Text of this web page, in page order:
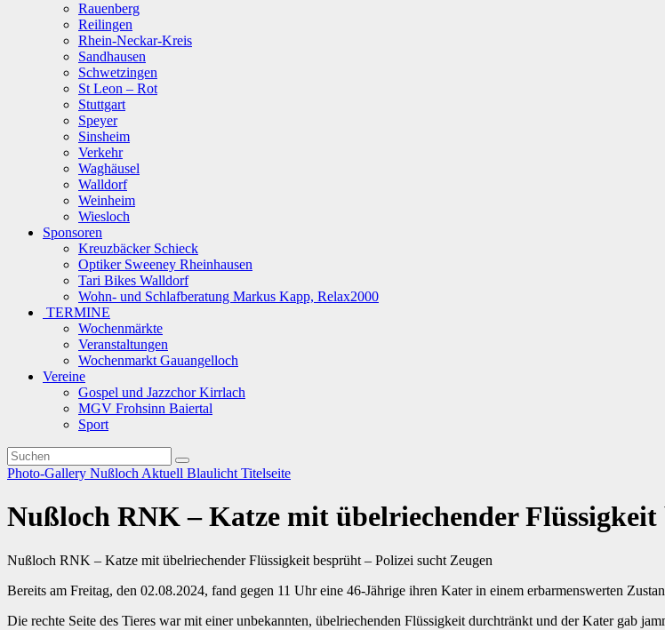
Rauenberg
Reilingen
Rhein-Neckar-Kreis
Sandhausen
Schwetzingen
St Leon – Rot
Stuttgart
Speyer
Sinsheim
Verkehr
Waghäusel
Walldorf
Weinheim
Wiesloch
Sponsoren
Kreuzbäcker Schieck
Optiker Sweeney Rheinhausen
Tari Bikes Walldorf
Wohn- und Schlafberatung Markus Kapp, Relax2000
TERMINE
Wochenmärkte
Veranstaltungen
Wochenmarkt Gauangelloch
Vereine
Gospel und Jazzchor Kirrlach
MGV Frohsinn Baiertal
Sport
Photo-Gallery Nußloch Aktuell Blaulicht Titelseite
Nußloch RNK – Katze mit übelriechender Flüssigkeit
Nußloch RNK – Katze mit übelriechender Flüssigkeit besprüht – Polizei sucht Zeugen
Bereits am Freitag, den 02.08.2024, fand gegen 11 Uhr eine 46-Jährige ihren Kater in einem erbarmenswerten
Die rechte Seite des Tieres war mit einer unbekannten, übelriechenden Flüssigkeit durchtränkt und der Kater gab